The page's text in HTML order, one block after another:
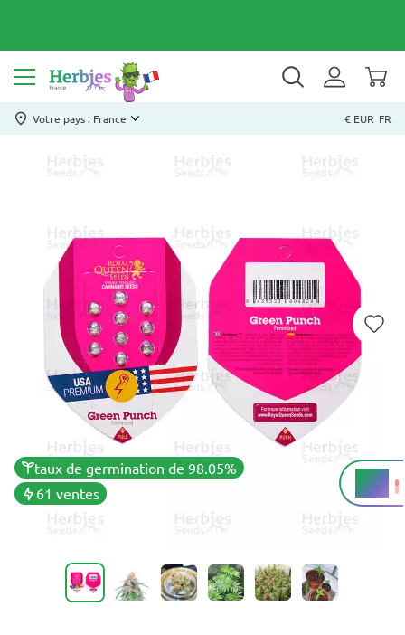
Votre pays : France € EUR FR
taux de germination de 98.05%
61 ventes
18%
THC